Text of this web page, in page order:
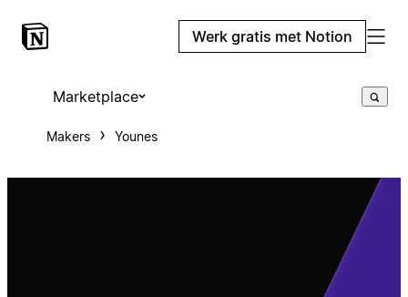
Werk gratis met Notion
Marketplace
Makers Younes